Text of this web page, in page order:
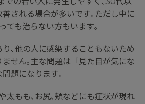
される場合が多いです｡ただし中に
ても治らない方もいます｡
､他の人に感染することもないため
せん｡主な問題は「見た目が気にな
題になります｡
太もも､お尻､頬などにも症状が現れ